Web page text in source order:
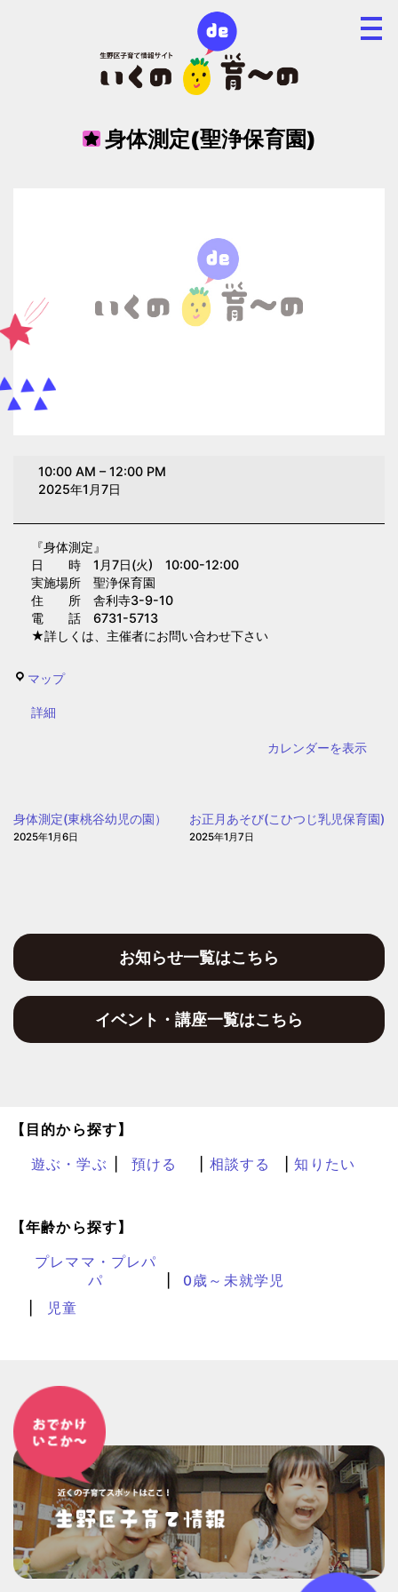
身体測定(聖浄保育園)
10:00 AM –12:00 PM
2025年1月7日
『身体測定』
日 時 1月7日(火) 10:00-12:00
実施場所 聖浄保育園
住 所 舎利寺3-9-10
電 話 6731-5713
★詳しくは、主催者にお問い合わせ下さい
マップ聖
{title}
詳細
カレンダーを表示
身体測定(東桃谷幼児の園）
2025年1月6日
お正月あそび(こひつじ乳児保育園)
2025年1月7日
お知らせ一覧はこちら
イベント・講座一覧はこちら
【目的から探す】
遊ぶ・学ぶ 預ける 相談する 知りたい
【年齢から探す】
プレママ・プレパ
パ
0歳～未就学児
児童